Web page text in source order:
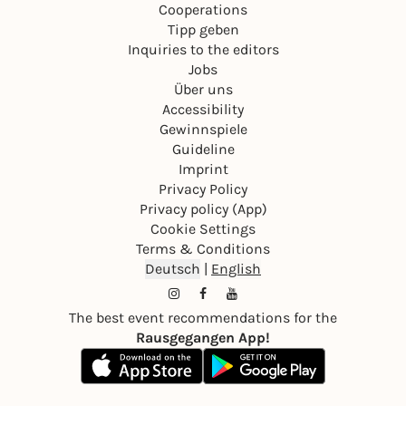
Cooperations
Tipp geben
Inquiries to the editors
Jobs
Über uns
Accessibility
Gewinnspiele
Guideline
Imprint
Privacy Policy
Privacy policy (App)
Cookie Settings
Terms & Conditions
Deutsch
English
The best event recommendations for the
Rausgegangen App!